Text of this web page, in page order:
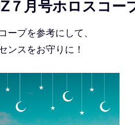
７月号ホロスコー
ープを参考にして、
ンスをお守りに！